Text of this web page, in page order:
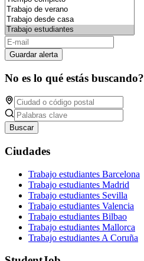
Guardar alerta
No es lo qué estás
Buscar
Ciudades
Trabajo estudiantes Barcelona
Trabajo estudiantes Madrid
Trabajo estudiantes Sevilla
Trabajo estudiantes Valencia
Trabajo estudiantes Bilbao
Trabajo estudiantes Mallorca
Trabajo estudiantes A Coruña